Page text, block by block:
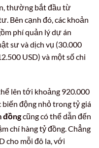
thường bắt đầu từ
Bên cạnh đó, các khoản
phí quản lý dự án
sư và dịch vụ (30.000
USD) và một số chi
lên tới khoảng 920.000
biến động nhỏ trong tỷ giá
đồngcũng có thể dẫn đến
chí hàng tỷ đồng. Chẳng
cho mỗi đô la, với